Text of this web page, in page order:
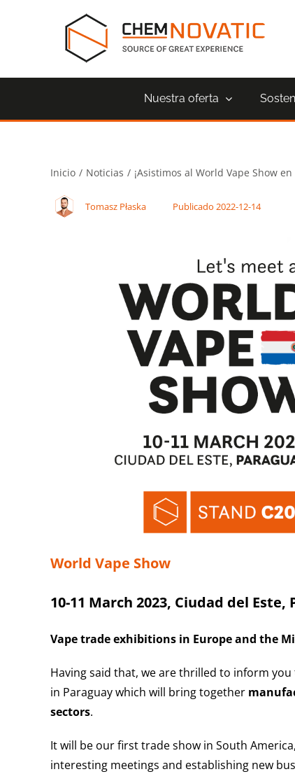
Nuestra oferta
Inicio Noticias ¡Asistimos al World Vape Show en
Tomasz Płaska Publicado 2022-12-14
World Vape Show
10-11 March 2023, Ciudad del Este,
Vape trade exhibitions in Europeand the
Having said that, we are thrilled to inform
in Paraguay which will bring together
sectors.
It will be our first trade show in South
interesting meetings and establishing new